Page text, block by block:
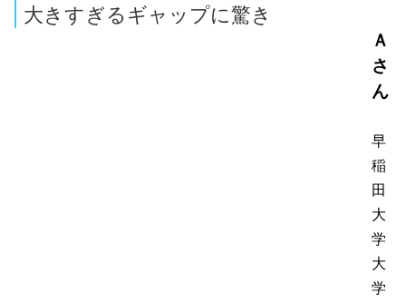
大きすぎるギャップに驚き
Ａ
さ
ん
早
稲
田
大
学
大
学